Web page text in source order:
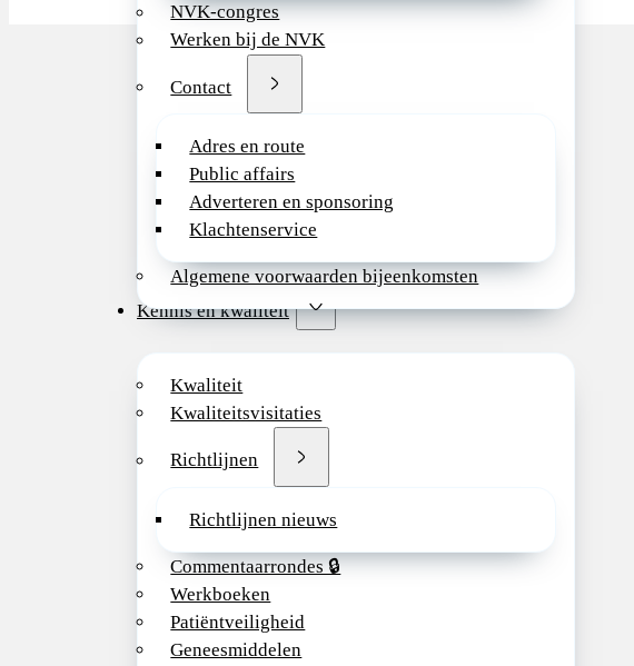
NVK-congres
Werken bij de NVK
Contact
Adres en route
Public affairs
Adverteren en sponsoring
Klachtenservice
Algemene voorwaarden bijeenkomsten
Kennis en kwaliteit
Kwaliteit
Kwaliteitsvisitaties
Richtlijnen
Richtlijnen nieuws
Commentaarrondes 🔒
Werkboeken
Patiëntveiligheid
Geneesmiddelen